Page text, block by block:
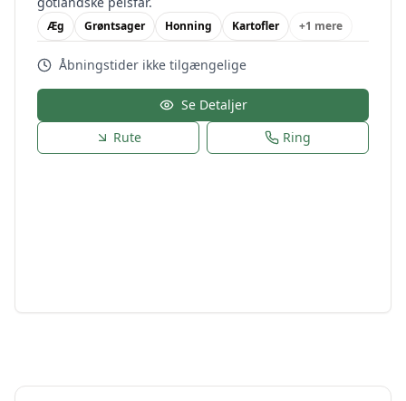
Æg Grøntsager Honning Kartofler +1 mere
Åbningstider ikke tilgængelige
Se Detaljer
Rute
Ring